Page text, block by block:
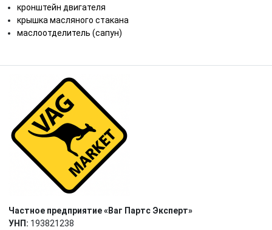
кронштейн двигателя
крышка масляного стакана
маслоотделитель (сапун)
Частное предприятие «Ваг Партс Эксперт»
УНП: 193821238